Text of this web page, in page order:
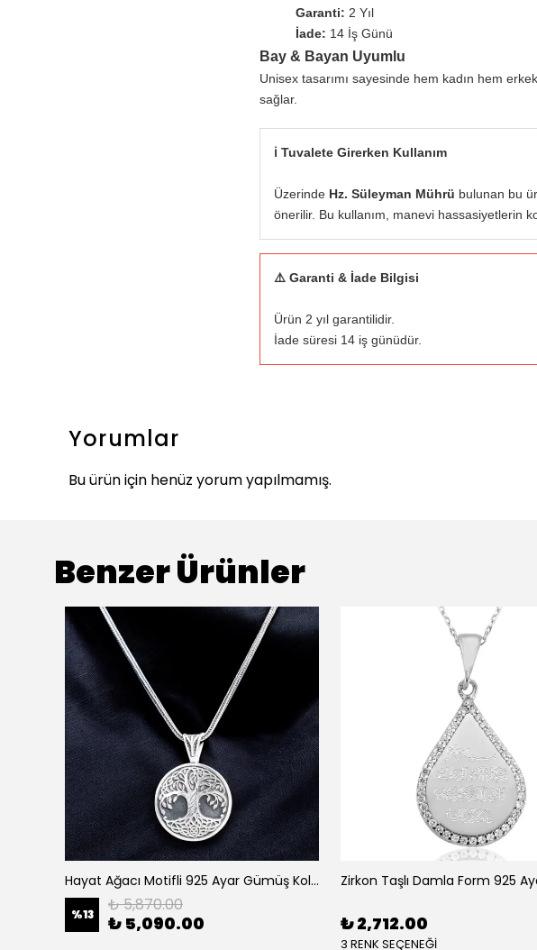
Garanti: 2 Yıl
İade: 14 İş Günü
Bay & Bayan Uyumlu
Unisex tasarımı sayesinde hem kadın hem
sağlar.
ℹ️ Tuvalete Girerken Kullanım
Üzerinde Hz. Süleyman Mührü bulunan bu
önerilir. Bu kullanım, manevi hassasiyetlerin
⚠️ Garanti & İade Bilgisi
Ürün 2 yıl garantilidir.
İade süresi 14 iş günüdür.
Yorumlar
Bu ürün için henüz yorum yapılmamış.
Benzer Ürünler
Hayat Ağacı Motifli 925 Ayar Gümüş Kolye
%13 ₺ 5,870.00
₺ 5,090.00 ₺ 2,712.00
3 RENK SEÇENEĞİ